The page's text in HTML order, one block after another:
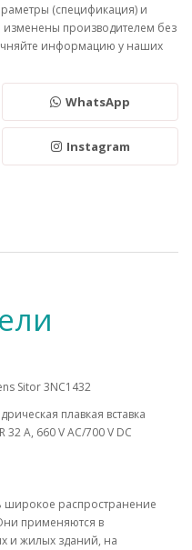
(спецификация) и
изменены производителем без
информацию у наших
WhatsApp
Instagram
Sitor 3NC1432
плавкая вставка
32 A, 660 V AC/700 V DC
широкое распространение
применяются в
и жилых зданий, на